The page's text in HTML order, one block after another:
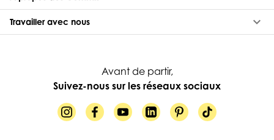
Travailler avec nous keyboard_arrow_down
Avant de partir,
Suivez-nous sur les réseaux sociaux